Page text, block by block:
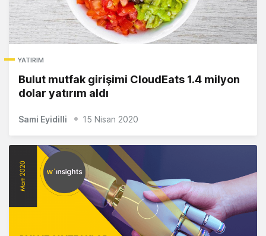
YATIRIM
Bulut mutfak girişimi CloudEats 1.4 milyon
dolar yatırım aldı
Sami Eyidilli 15 Nisan 2020